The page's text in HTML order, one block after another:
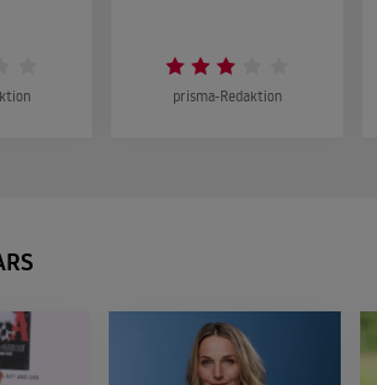
prisma-Redaktion